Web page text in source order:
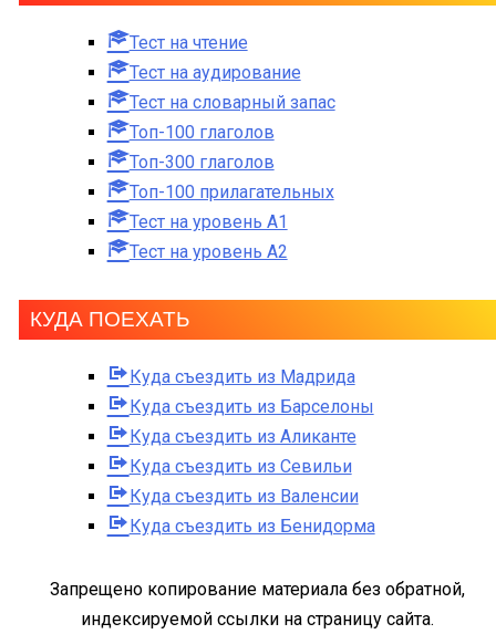
Тест на чтение
Тест на аудирование
Тест на словарный запас
Топ-100 глаголов
Топ-300 глаголов
Топ-100 прилагательных
Тест на уровень A1
Тест на уровень A2
КУДА ПОЕХАТЬ
Куда съездить из Мадрида
Куда съездить из Барселоны
Куда съездить из Аликанте
Куда съездить из Севильи
Куда съездить из Валенсии
Куда съездить из Бенидорма
Запрещено копирование материала без обратной,
индексируемой ссылки на страницу сайта.